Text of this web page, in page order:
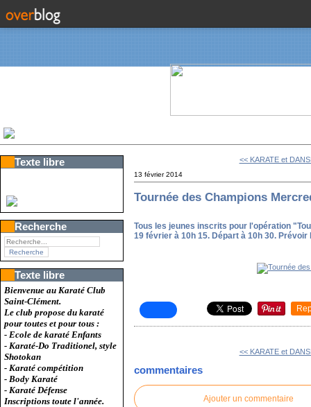
Texte libre
Recherche
Texte libre
Bienvenue au Karaté Club
Saint-Clément.
Le club propose du karaté
pour toutes et pour tous :
- Ecole de karaté Enfants
- Karaté-Do Traditionel, style
Shotokan
- Karaté compétition
- Body Karaté
- Karaté Défense
Inscriptions toute l'année.
<< KARATE et
13 février 2014
Tournée des Champions
Tous les jeunes inscrits pour l'opération
19 février à 10h 15. Départ à 10h 30.
<< KARATE et
commentaires
Ajouter un commentaire